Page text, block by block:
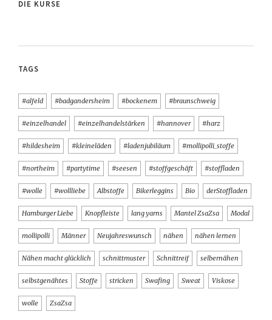
DIE KURSE
TAGS
#alfeld #badgandersheim #bockenem #braunschweig
#einzelhandel #einzelhandelstärken #hannover #harz
#hildesheim #kleineläden #ladenjubiläum #mollipolli_stoffe
#northeim #partytime #seesen #stoffgeschäft #stoffladen
#wolle #wollliebe Albstoffe Bikerleggins Bio derStoffladen
Hamburger Liebe Knopfleiste lang yarns Mantel ZsaZsa Modal
mollipolli Männer Neujahreswunsch nähen nähen lernen
Nähen macht glücklich schnittmuster Schnittreif selbernähen
selbstgenähtes Stoffe stricken Swafing Sweat Viskose
wolle ZsaZsa